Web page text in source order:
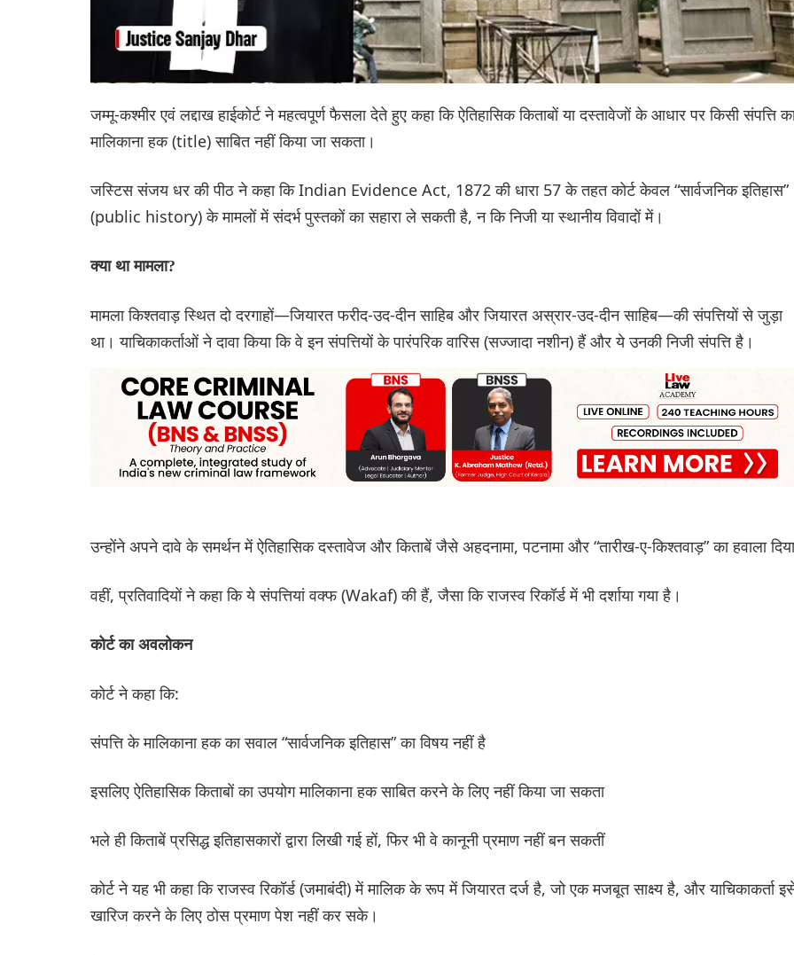
जम्मू-कश्मीर एवं लद्दाख हाईकोर्ट ने महत्वपूर्ण फैसला देते हुए कहा कि ऐतिहासिक किताबों या दस्तावेजों के आधार पर किसी संपत्ति
मालिकाना हक (title) साबित नहीं किया जा सकता।
जस्टिस संजय धर की पीठ ने कहा कि Indian Evidence Act, 1872 की धारा 57 के तहत कोर्ट केवल “सार्वजनिक इतिहास”
(public history) के मामलों में संदर्भ पुस्तकों का सहारा ले सकती है, न कि निजी या स्थानीय विवादों में।
क्या था मामला?
मामला किश्तवाड़ स्थित दो दरगाहों—जियारत फरीद-उद-दीन साहिब और जियारत अस्रार-उद-दीन साहिब—की संपत्तियों से जुड़ा
था। याचिकाकर्ताओं ने दावा किया कि वे इन संपत्तियों के पारंपरिक वारिस (सज्जादा नशीन) हैं और ये उनकी निजी संपत्ति है।
उन्होंने अपने दावे के समर्थन में ऐतिहासिक दस्तावेज और किताबें जैसे अहदनामा, पटनामा और “तारीख-ए-किश्तवाड़” का हवाला
वहीं, प्रतिवादियों ने कहा कि ये संपत्तियां वक्फ (Wakaf) की हैं, जैसा कि राजस्व रिकॉर्ड में भी दर्शाया गया है।
कोर्ट का अवलोकन
कोर्ट ने कहा कि:
संपत्ति के मालिकाना हक का सवाल “सार्वजनिक इतिहास” का विषय नहीं है
इसलिए ऐतिहासिक किताबों का उपयोग मालिकाना हक साबित करने के लिए नहीं किया जा सकता
भले ही किताबें प्रसिद्ध इतिहासकारों द्वारा लिखी गई हों, फिर भी वे कानूनी प्रमाण नहीं बन सकतीं
कोर्ट ने यह भी कहा कि राजस्व रिकॉर्ड (जमाबंदी) में मालिक के रूप में जियारत दर्ज है, जो एक मजबूत साक्ष्य है, और याचिकाकर्ता
खारिज करने के लिए ठोस प्रमाण पेश नहीं कर सके।